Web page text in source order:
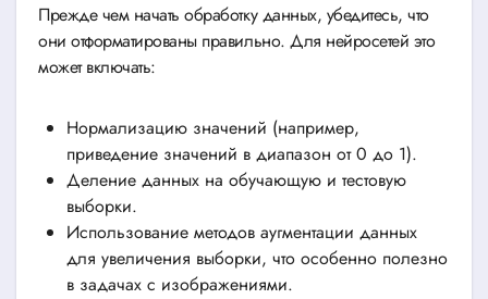
Прежде чем начать обработку данных, убедитесь, что
они отформатированы правильно. Для нейросетей это
может включать:
Нормализацию значений (например,
приведение значений в диапазон от 0 до 1).
Деление данных на обучающую и тестовую
выборки.
Использование методов аугментации данных
для увеличения выборки, что особенно полезно
в задачах с изображениями.